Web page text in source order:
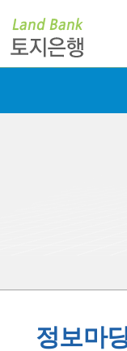
정보마